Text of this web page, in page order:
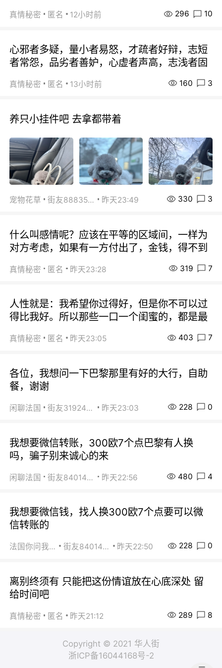
真情秘密 匿名 12小时前 296 10
心邪者多疑，量小者易怒，才疏者好辩，志短
者常怨，品劣者善妒，心虚者声高，志浅者固
真情秘密 匿名 13小时前 160 3
养只小挂件吧 去拿都带着
宠物花草 街友88835518 昨天23:49 330 3
什么叫感情呢？应该在平等的区域间，一样为
对方考虑，如果有一方付出了，金钱，得不到
真情秘密 匿名 昨天23:28 319 7
人性就是：我希望你过得好，但是你不可以过
得比我好。所以那些一口一个闺蜜的，都是最
真情秘密 匿名 昨天23:05 403 7
各位，我想问一下巴黎那里有好的大行，自助
餐，谢谢
闲聊法国 街友31924072 昨天23:03 228 0
我想要微信转账，300欧7个点巴黎有人换
吗，骗子别来诚心的来
闲聊法国 街友84014588 昨天22:56 480 4
我想要微信钱，找人换300欧7个点要可以微
信转账的
法国你问我答 街友84014588 昨天22:50 228 0
离别终须有 只能把这份情谊放在心底深处 留
给时间吧
真情秘密 匿名 昨天21:12 289 8
Copyright © 2021 华人街
浙ICP备16044168号-2